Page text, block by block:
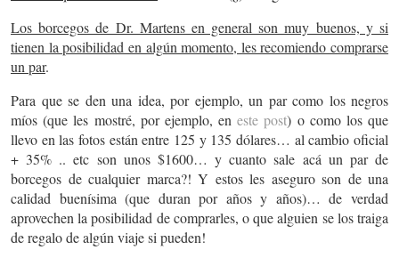
Los borcegos de Dr. Martens en general son muy buenos, y si
tienen la posibilidad en algún momento, les recomiendo comprarse
un par.
Para que se den una idea, por ejemplo, un par como los negros
míos (que les mostré, por ejemplo, eneste post) o como los que
llevo en las fotos están entre 125 y 135 dólares… al cambio oficial
+ 35% .. etc son unos $1600… y cuanto sale acá un par de
borcegos de cualquier marca?! Y estos les aseguro son de una
calidad buenísima (que duran por años y años)… de verdad
aprovechen la posibilidad de comprarles, o que alguien se los traiga
de regalo de algún viaje si pueden!